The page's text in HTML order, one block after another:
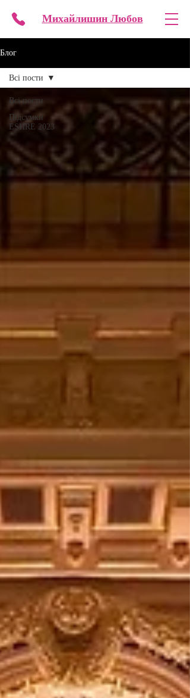
Михайлишин Любов
Блог
Всі пости
Підсумки
ESHRE 2023
Всі пости